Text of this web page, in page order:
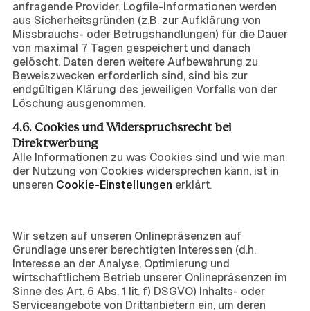
anfragende Provider. Logfile-Informationen werden
aus Sicherheitsgründen (z.B. zur Aufklärung von
Missbrauchs- oder Betrugshandlungen) für die Dauer
von maximal 7 Tagen gespeichert und danach
gelöscht. Daten deren weitere Aufbewahrung zu
Beweiszwecken erforderlich sind, sind bis zur
endgültigen Klärung des jeweiligen Vorfalls von der
Löschung ausgenommen.
4.6. Cookies und Widerspruchsrecht bei
Direktwerbung
Alle Informationen zu was Cookies sind und wie man
der Nutzung von Cookies widersprechen kann, ist in
unseren Cookie-Einstellungen erklärt.
Wir setzen auf unseren Onlinepräsenzen auf
Grundlage unserer berechtigten Interessen (d.h.
Interesse an der Analyse, Optimierung und
wirtschaftlichem Betrieb unserer Onlinepräsenzen im
Sinne des Art. 6 Abs. 1 lit. f) DSGVO) Inhalts- oder
Serviceangebote von Drittanbietern ein, um deren